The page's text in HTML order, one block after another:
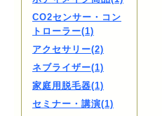
CO2センサー・コン
トローラー(1)
アクセサリー(2)
ネブライザー(1)
家庭用脱毛器(1)
セミナー・講演(1)